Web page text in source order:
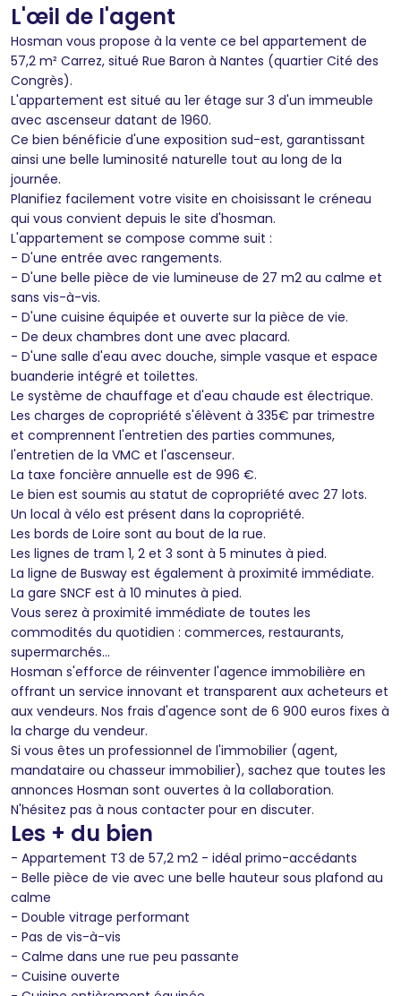
L'œil de l'agent
Hosman vous propose à la vente ce bel appartement de
57,2 m² Carrez, situé Rue Baron à Nantes (quartier Cité des
Congrès).
L'appartement est situé au 1er étage sur 3 d'un immeuble
avec ascenseur datant de 1960.
Ce bien bénéficie d'une exposition sud-est, garantissant
ainsi une belle luminosité naturelle tout au long de la
journée.
Planifiez facilement votre visite en choisissant le créneau
qui vous convient depuis le site d'hosman.
L'appartement se compose comme suit :
- D'une entrée avec rangements.
- D'une belle pièce de vie lumineuse de 27 m2 au calme et
sans vis-à-vis.
- D'une cuisine équipée et ouverte sur la pièce de vie.
- De deux chambres dont une avec placard.
- D'une salle d'eau avec douche, simple vasque et espace
buanderie intégré et toilettes.
Le système de chauffage et d'eau chaude est électrique.
Les charges de copropriété s'élèvent à 335€ par trimestre
et comprennent l'entretien des parties communes,
l'entretien de la VMC et l'ascenseur.
La taxe foncière annuelle est de 996 €.
Le bien est soumis au statut de copropriété avec 27 lots.
Un local à vélo est présent dans la copropriété.
Les bords de Loire sont au bout de la rue.
Les lignes de tram 1, 2 et 3 sont à 5 minutes à pied.
La ligne de Busway est également à proximité immédiate.
La gare SNCF est à 10 minutes à pied.
Vous serez à proximité immédiate de toutes les
commodités du quotidien : commerces, restaurants,
supermarchés...
Hosman s'efforce de réinventer l'agence immobilière en
offrant un service innovant et transparent aux acheteurs et
aux vendeurs. Nos frais d'agence sont de 6 900 euros fixes à
la charge du vendeur.
Si vous êtes un professionnel de l'immobilier (agent,
mandataire ou chasseur immobilier), sachez que toutes les
annonces Hosman sont ouvertes à la collaboration.
N'hésitez pas à nous contacter pour en discuter.
Les + du bien
- Appartement T3 de 57,2 m2 - idéal primo-accédants
- Belle pièce de vie avec une belle hauteur sous plafond au
calme
- Double vitrage performant
- Pas de vis-à-vis
- Calme dans une rue peu passante
- Cuisine ouverte